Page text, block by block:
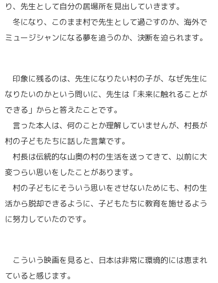
り、先生として自分の居場所を見出していきます。
冬になり、このまま村で先生として過ごすのか、海外で
ミュージシャンになる夢を追うのか、決断を迫られます。
印象に残るのは、先生になりたい村の子が、なぜ先生に
なりたいのかという問いに、先生は「未来に触れることが
できる」からと答えたことです。
言った本人は、何のことか理解していませんが、村長が
村の子どもたちに話した言葉です。
村長は伝統的な山奥の村の生活を送ってきて、以前に大
変つらい思いをしたことがあります。
村の子どもにそういう思いをさせないためにも、村の生
活から脱却できるように、子どもたちに教育を施せるよう
に努力していたのです。
こういう映画を見ると、日本は非常に環境的には恵まれ
ていると感じます。